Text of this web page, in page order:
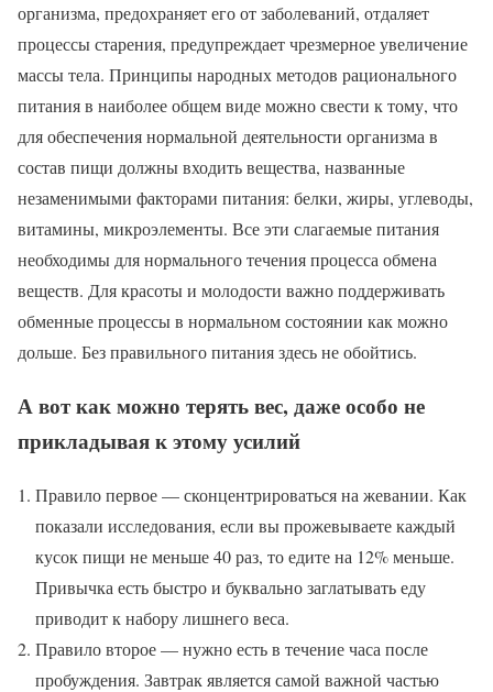
организма, предохраняет его от заболеваний, отдаляет
процессы старения, предупреждает чрезмерное увеличение
массы тела. Принципы народных методов рационального
питания в наиболее общем виде можно свести к тому, что
для обеспечения нормальной деятельности организма в
состав пищи должны входить вещества, названные
незаменимыми факторами питания: белки, жиры, углеводы,
витамины, микроэлементы. Все эти слагаемые питания
необходимы для нормального течения процесса обмена
веществ. Для красоты и молодости важно поддерживать
обменные процессы в нормальном состоянии как можно
дольше. Без правильного питания здесь не обойтись.
А вот как можно терять вес, даже особо не
прикладывая к этому усилий
Правило первое — сконцентрироваться на жевании. Как
показали исследования, если вы прожевываете каждый
кусок пищи не меньше 40 раз, то едите на 12% меньше.
Привычка есть быстро и буквально заглатывать еду
приводит к набору лишнего веса.
Правило второе — нужно есть в течение часа после
пробуждения. Завтрак является самой важной частью